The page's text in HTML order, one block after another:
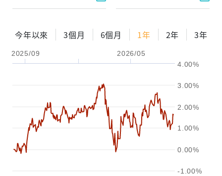
今年以來 3個月 6個月 1年 2年 3年
2025/09 2026/05
-1.00%
0.00%
1.00%
2.00%
3.00%
4.00%
配息金額